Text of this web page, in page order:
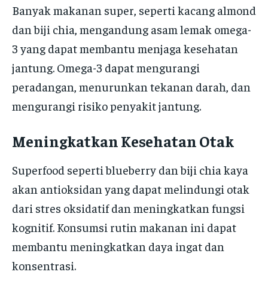
Banyak makanan super, seperti kacang almond
dan biji chia, mengandung asam lemak omega-
3 yang dapat membantu menjaga kesehatan
jantung. Omega-3 dapat mengurangi
peradangan, menurunkan tekanan darah, dan
mengurangi risiko penyakit jantung.
Meningkatkan Kesehatan Otak
Superfood seperti blueberry dan biji chia kaya
akan antioksidan yang dapat melindungi otak
dari stres oksidatif dan meningkatkan fungsi
kognitif. Konsumsi rutin makanan ini dapat
membantu meningkatkan daya ingat dan
konsentrasi.